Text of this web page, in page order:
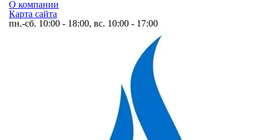
О компании
Карта сайта
пн.-сб. 10:00 - 18:00, вс. 10:00 - 17:00